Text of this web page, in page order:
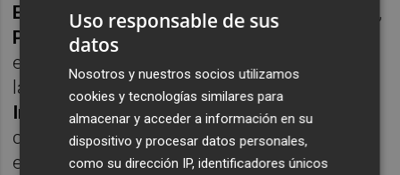
Estaban, reclamó al presidente del Gobierno,
Pedro Sánchez
esta comisión mixta del Concierto. Una de
las cuestiones que el Ejecutivo que preside
Iñigo Urkulluquiere abordar es la parte que
corresponderá al País Vasco del Fondo
extraordinario no reembolsable de 16.000
Uso responsable de sus
datos
Nosotros y nuestros socios utilizamos
cookies y tecnologías similares para
almacenar y acceder a información en su
dispositivo y procesar datos personales,
como su dirección IP, identificadores únicos